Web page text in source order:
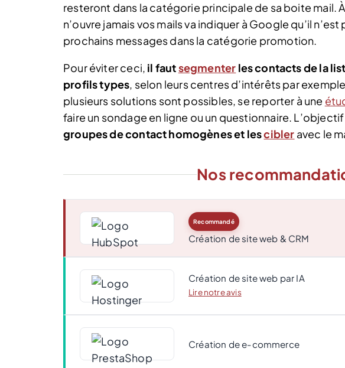
resteront dans la catégorie principale de sa boite mail.
n’ouvre jamais vos mails va indiquer à Google qu’il
prochains messages dans la catégorie promotion.
Pour éviter ceci, il fautsegmenter les contacts de la
profils types, selon leurs centres d’intérêts par
plusieurs solutions sont possibles, se reporter à une
faire un sondage en ligne ou un questionnaire.
groupes de contact homogènes et lescibler avec le
Nos
Recommandé
Création de site web & CRM
Création de site web par IA
Lire notre avis
Création de e-commerce